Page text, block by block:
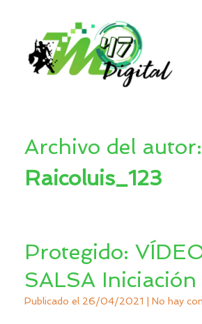
Archivo del autor:
Raicoluis_123
Protegido:
SALSA Iniciación
Publicado el 26/04/2021 No hay